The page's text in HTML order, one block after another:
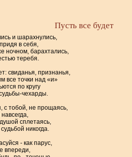
Пусть все будет
и шарахнулись,
в себя,
ночном, барахтались,
теребя.
свиданья, признанья,
все точки над «и»
по кругу
чехарды.
с тобой, не прощаясь,
навсегда,
сплетаясь,
никогда.
- как парус,
впереди,